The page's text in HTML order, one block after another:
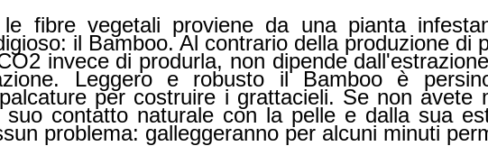
fibre vegetali proviene da una pianta
il Bamboo. Al contrario della produzione di
invece di produrla, non dipende
Leggero e robusto il Bamboo è
per costruire i grattacieli. Se non avete
suo contatto naturale con la pelle e dalla sua
problema: galleggeranno per alcuni minuti